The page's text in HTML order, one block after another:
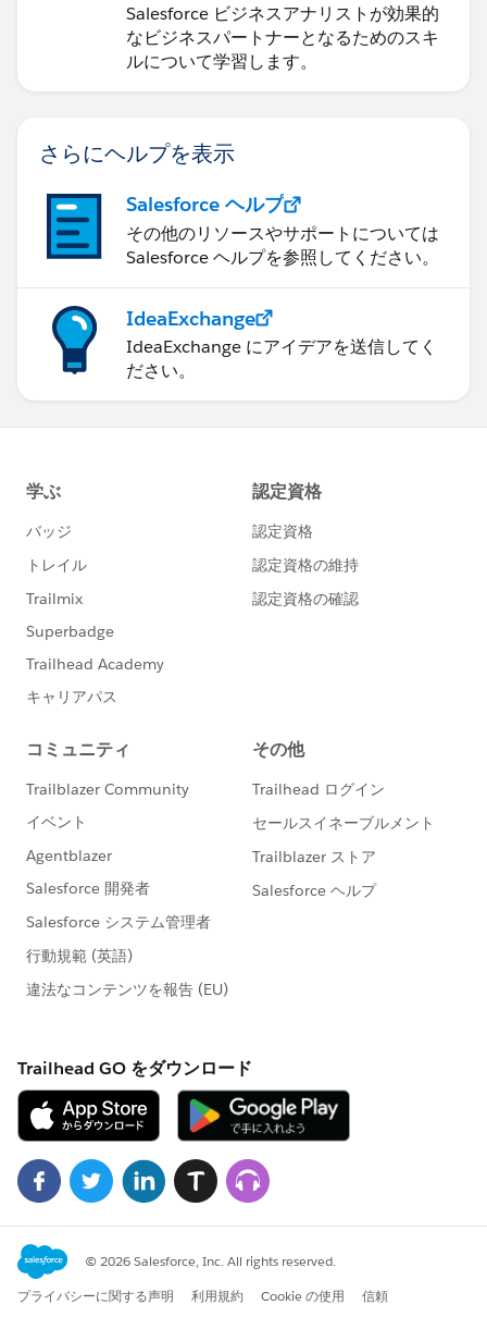
Salesforce ビジネスアナリストが効果的
なビジネスパートナーとなるためのスキ
ルについて学習します。
さらにヘルプを表示
Salesforce ヘルプ
その他のリソースやサポートについては
Salesforce ヘルプを参照してください。
IdeaExchange
IdeaExchange にアイデアを送信してく
ださい。